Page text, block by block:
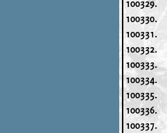
100329.
100330.
100331.
100332.
100333.
100334.
100335.
100336.
100337.